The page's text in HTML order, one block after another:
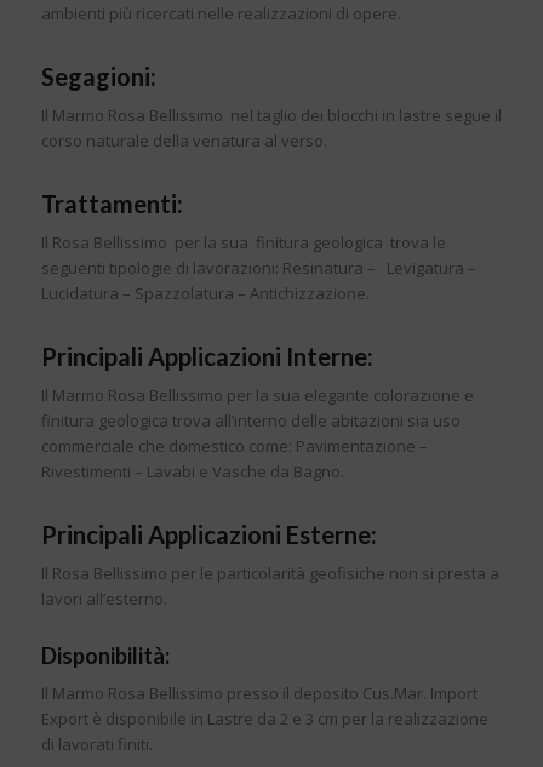
ambienti più ricercati nelle realizzazioni di opere.
Segagioni:
Il Marmo Rosa Bellissimo nel taglio dei blocchi in lastre segue il
corso naturale della venatura al verso.
Trattamenti:
Il Rosa Bellissimo per la sua finitura geologica trova le
seguenti tipologie di lavorazioni: Resinatura – Levigatura –
Lucidatura – Spazzolatura – Antichizzazione.
Principali Applicazioni Interne:
Il Marmo Rosa Bellissimo per la sua elegante colorazione e
finitura geologica trova all’interno delle abitazioni sia uso
commerciale che domestico come: Pavimentazione –
Rivestimenti – Lavabi e Vasche da Bagno.
Principali Applicazioni Esterne:
Il Rosa Bellissimo per le particolarità geofisiche non si presta a
lavori all’esterno.
Disponibilità:
Il Marmo Rosa Bellissimo presso il deposito Cus.Mar. Import
Export è disponibile in Lastre da 2 e 3 cm per la realizzazione
di lavorati finiti.